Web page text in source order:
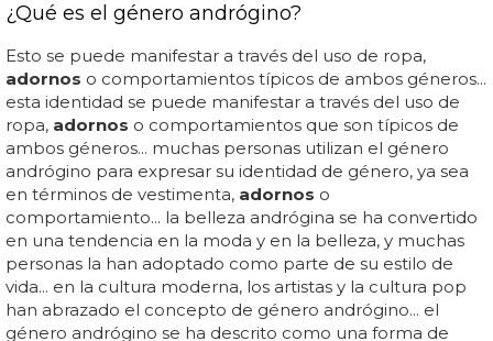
¿Qué es el género andrógino?
Esto se puede manifestar a través del uso de ropa,
adornos o comportamientos típicos de ambos géneros...
esta identidad se puede manifestar a través del uso de
ropa, adornos o comportamientos que son típicos de
ambos géneros... muchas personas utilizan el género
andrógino para expresar su identidad de género, ya sea
en términos de vestimenta, adornos o
comportamiento... la belleza andrógina se ha convertido
en una tendencia en la moda y en la belleza, y muchas
personas la han adoptado como parte de su estilo de
vida... en la cultura moderna, los artistas y la cultura pop
han abrazado el concepto de género andrógino... el
género andrógino se ha descrito como una forma de